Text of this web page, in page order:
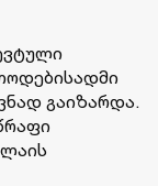
გაიზარდა.